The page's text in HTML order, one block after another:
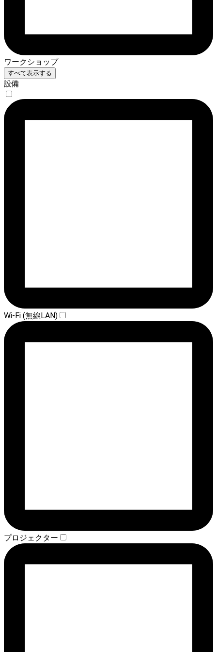
ワークショップ
すべて表示する
設備
Wi-Fi (無線LAN)
プロジェクター